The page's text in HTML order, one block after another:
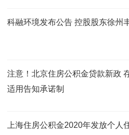
科融环境发布公告 控股股东徐州
注意！北京住房公积金贷款新政
适用告知承诺制
上海住房公积金2020年发放个人